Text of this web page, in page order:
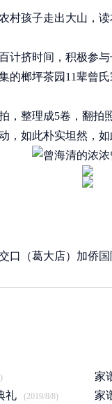
孩子走出大山，读
计挤时间，积极参
榔坪茶园11辈曾氏
整理成5卷，翻拍
如此朴实坦然，如
口（葛大店）加侨国
家
APP
礼 (2019/8/8)
家